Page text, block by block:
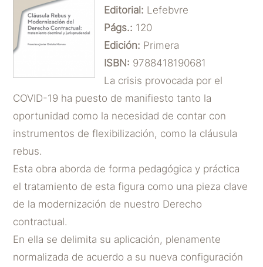
Editorial: Lefebvre
Págs.: 120
Edición: Primera
ISBN: 9788418190681
La crisis provocada por el
COVID-19 ha puesto de manifiesto tanto la
oportunidad como la necesidad de contar con
instrumentos de flexibilización, como la cláusula
rebus.
Esta obra aborda de forma pedagógica y práctica
el tratamiento de esta figura como una pieza clave
de la modernización de nuestro Derecho
contractual.
En ella se delimita su aplicación, plenamente
normalizada de acuerdo a su nueva configuración